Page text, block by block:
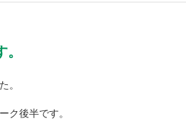
。
後半です。